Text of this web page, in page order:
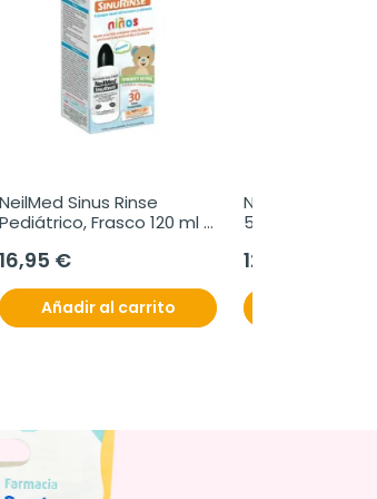
NeilMed Sinus Rinse
Pediátrico, Frasco 120 ml
16,95 €
Añadir al carrito
NeilMed Sinus
50 sobres
12,95 €